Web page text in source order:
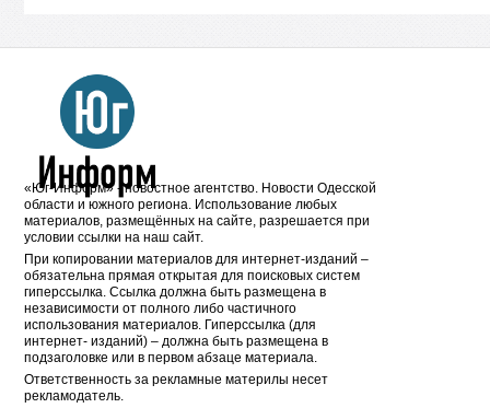
«Юг-Информ» - новостное агентство. Новости Одесской
области и южного региона. Использование любых
материалов, размещённых на сайте, разрешается при
условии ссылки на наш сайт.
При копировании материалов для интернет-изданий –
обязательна прямая открытая для поисковых систем
гиперссылка. Ссылка должна быть размещена в
независимости от полного либо частичного
использования материалов. Гиперссылка (для
интернет- изданий) – должна быть размещена в
подзаголовке или в первом абзаце материала.
Ответственность за рекламные материлы несет
рекламодатель.